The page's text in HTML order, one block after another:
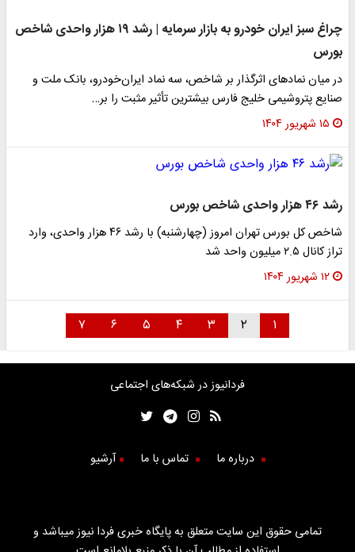
چراغ سبز ایران خودرو به بازار سرمایه | رشد ۱۹ هزار واحدی شاخص
بورس
در میان نمادهای اثرگذار بر شاخص، سه نماد ایران‌خودرو، بانک ملت و
صنایع پتروشیمی خلیج فارس بیشترین تأثیر مثبت را بر…
۱۵ شهریور ۱۴۰۴
رشد ۴۶ هزار واحدی شاخص بورس
شاخص کل بورس تهران امروز (چهارشنبه) با رشد ۴۶ هزار واحدی، وارد
تراز کانال ۲.۵ میلیون واحد شد
۱۲ شهریور ۱۴۰۴
۱ ۲ ۳ ۴ ۵ ۶ ۷
فردانیوز در شبکه‌های اجتماعی
درباره ما تماس با ما آرشیو
تمامی حقوق این سایت متعلق به پایگاه خبری فردا نیوز میباشد و